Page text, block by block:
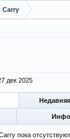
Carry
дек 2025
пока отсутствуют.